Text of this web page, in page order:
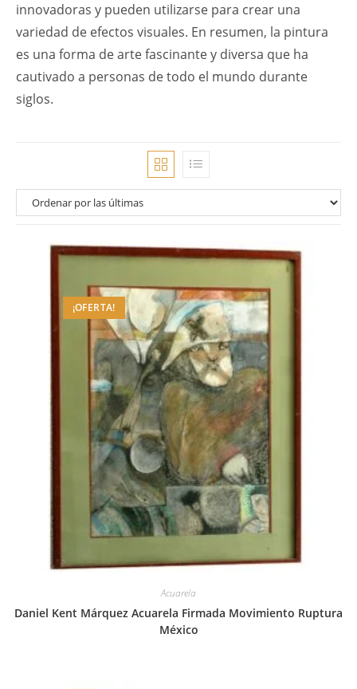
innovadoras y pueden utilizarse para crear una
variedad de efectos visuales. En resumen, la pintura
es una forma de arte fascinante y diversa que ha
cautivado a personas de todo el mundo durante
siglos.
¡OFERTA!
Acuarela
Daniel Kent Márquez Acuarela Firmada Movimiento Ruptura
México